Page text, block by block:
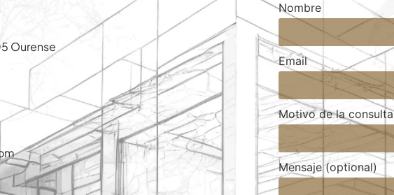
Ourense
Nombre
Email
Motivo de la consulta
Mensaje (optional)